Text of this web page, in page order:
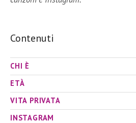
Contenuti
CHI È
ETÀ
VITA PRIVATA
INSTAGRAM